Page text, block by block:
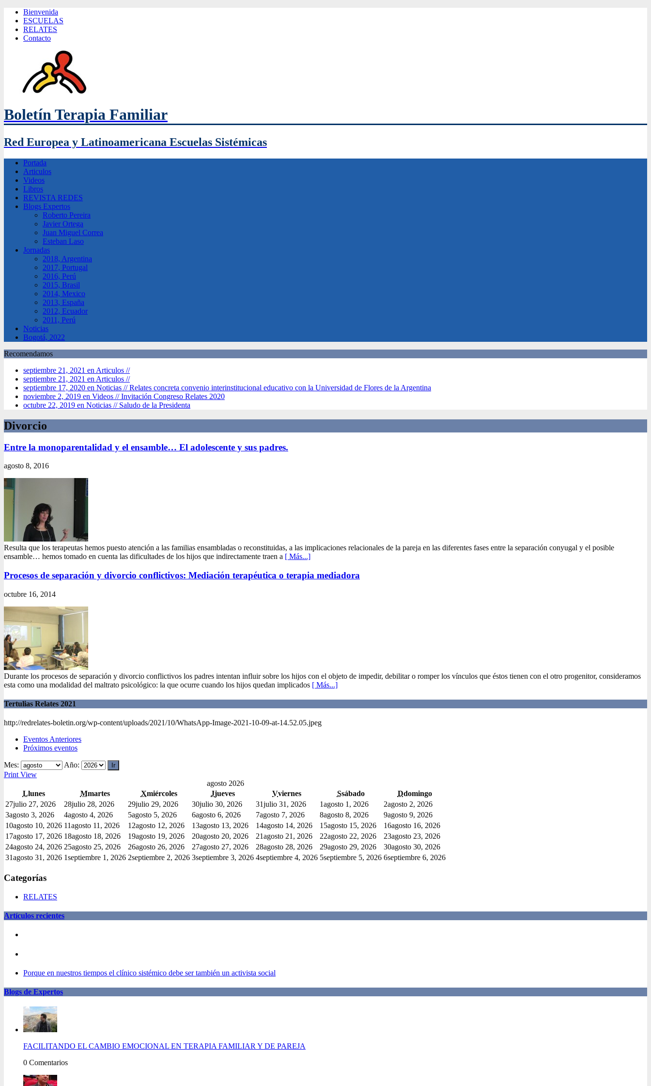
Bienvenida
ESCUELAS
RELATES
Contacto
Boletín Terapia Familiar
Red Europea y Latinoamericana Escuelas Sistémicas
Portada
Articulos
Videos
Libros
REVISTA REDES
Blogs Expertos
Roberto Pereira
Javier Ortega
Juan Miguel Correa
Esteban Laso
Jornadas
2018, Argentina
2017, Portugal
2016, Perú
2015, Brasil
2014, Mexico
2013, España
2012, Ecuador
2011, Perú
Noticias
Bogotá, 2022
Recomendamos
septiembre 21, 2021 en Articulos //
septiembre 21, 2021 en Articulos //
septiembre 17, 2020 en Noticias //Relates concreta convenio interinstitucional educativo con la Universidad de Flores de la Argentina
noviembre 2, 2019 en Videos //Invitación Congreso Relates 2020
octubre 22, 2019 en Noticias // Saludo de la Presidenta
Divorcio
Entre la monoparentalidad y el ensamble… El adolescente y sus padres.
agosto 8, 2016
Resulta que los terapeutas hemos puesto atención a las familias ensambladas o reconstituidas, a las implicaciones relacionales de la pareja en las diferentes fases entre la separación conyugal y el posible
ensamble… hemos tomado en cuenta las dificultades de los hijos que indirectamente traen a [ Más...]
Procesos de separación y divorcio conflictivos: Mediación terapéutica o terapia mediadora
octubre 16, 2014
Durante los procesos de separación y divorcio conflictivos los padres intentan influir sobre los hijos con el objeto de impedir, debilitar o romper los vínculos que éstos tienen con el otro progenitor, consideramos
esta como una modalidad del maltrato psicológico: la que ocurre cuando los hijos quedan implicados [ Más...]
Tertulias Relates 2021
http://redrelates-boletin.org/wp-content/uploads/2021/10/WhatsApp-Image-2021-10-09-at-14.52.05.jpeg
Eventos Anteriores
Próximos eventos
Mes:
Año:
Print View
agosto 2026
Llunes Mmartes Xmiércoles Jjueves Vviernes Ssábado Ddomingo
27julio 27, 2026 28julio 28, 2026 29julio 29, 2026 30julio 30, 2026 31julio 31, 2026 1agosto 1, 2026 2agosto 2, 2026
3agosto 3, 2026 4agosto 4, 2026 5agosto 5, 2026 6agosto 6, 2026 7agosto 7, 2026 8agosto 8, 2026 9agosto 9, 2026
10agosto 10, 2026 11agosto 11, 2026 12agosto 12, 2026 13agosto 13, 2026 14agosto 14, 2026 15agosto 15, 2026 16agosto 16, 2026
17agosto 17, 2026 18agosto 18, 2026 19agosto 19, 2026 20agosto 20, 2026 21agosto 21, 2026 22agosto 22, 2026 23agosto 23, 2026
24agosto 24, 2026 25agosto 25, 2026 26agosto 26, 2026 27agosto 27, 2026 28agosto 28, 2026 29agosto 29, 2026 30agosto 30, 2026
31agosto 31, 2026 1septiembre 1, 2026 2septiembre 2, 2026 3septiembre 3, 2026 4septiembre 4, 2026 5septiembre 5, 2026 6septiembre 6, 2026
Categorías
RELATES
Artículos recientes
Porque en nuestros tiempos el clínico sistémico debe ser también un activista social
Blogs de Expertos
FACILITANDO EL CAMBIO EMOCIONAL EN TERAPIA FAMILIAR Y DE PAREJA
0 Comentarios